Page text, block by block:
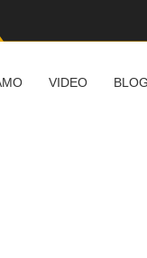
VIDEO BLOG